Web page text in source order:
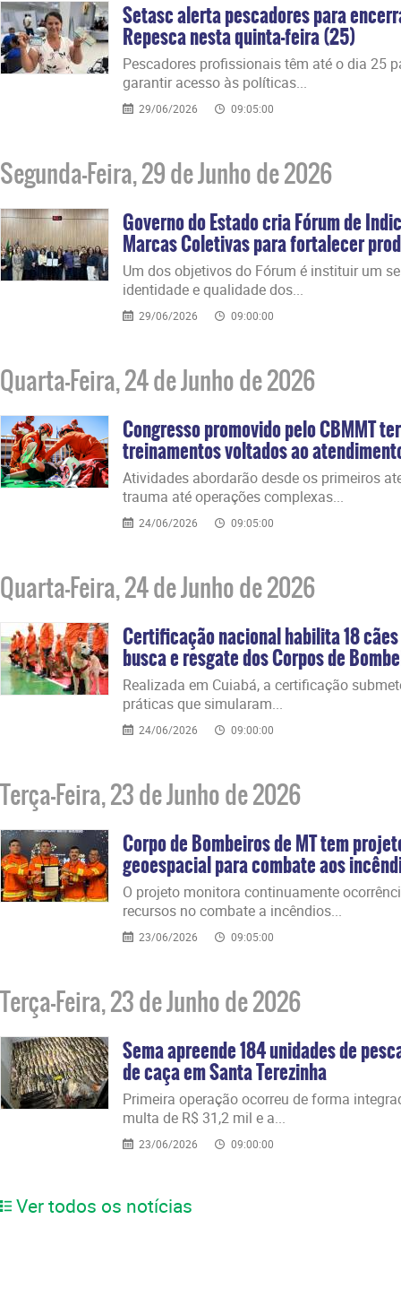
Setasc alerta pescadores para
Repesca nesta quinta-feira (25)
Pescadores profissionais têm até o dia 25
garantir acesso às políticas...
29/06/2026 09:05:00
Segunda-Feira, 29 de Junho de 2026
Governo do Estado cria Fórum de
Marcas Coletivas para fortalecer
​Um dos objetivos do Fórum é instituir um
identidade e qualidade dos...
29/06/2026 09:00:00
Quarta-Feira, 24 de Junho de 2026
Congresso promovido pelo CBMMT
treinamentos voltados ao
​Atividades abordarão desde os primeiros
trauma até operações complexas...
24/06/2026 09:05:00
Quarta-Feira, 24 de Junho de 2026
Certificação nacional habilita 18
busca e resgate dos Corpos de
​Realizada em Cuiabá, a certificação
práticas que simularam...
24/06/2026 09:00:00
Terça-Feira, 23 de Junho de 2026
Corpo de Bombeiros de MT tem
geoespacial para combate aos
​O projeto monitora continuamente
recursos no combate a incêndios...
23/06/2026 09:05:00
Terça-Feira, 23 de Junho de 2026
Sema apreende 184 unidades de
de caça em Santa Terezinha
​Primeira operação ocorreu de forma
multa de R$ 31,2 mil e a...
23/06/2026 09:00:00
Ver todos os notícias